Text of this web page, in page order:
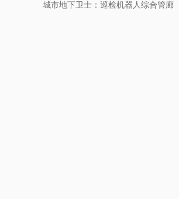
城市地下卫士：巡检机器人综合管廊